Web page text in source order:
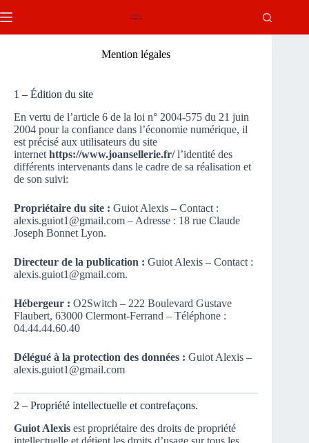
au
Mention légales
1 – Édition du site
En vertu de l’article 6 de la loi n° 2004-575 du 21 juin
2004 pour la confiance dans l’économie numérique, il
est précisé aux utilisateurs du site
internet https://www.joansellerie.fr/l’identité des
différents intervenants dans le cadre de sa réalisation et
de son suivi:
Propriétaire du site : Guiot Alexis – Contact :
alexis.guiot1@gmail.com – Adresse : 18 rue Claude
Joseph Bonnet Lyon.
Directeur de la publication : Guiot Alexis – Contact :
alexis.guiot1@gmail.com.
Hébergeur : O2Switch – 222 Boulevard Gustave
Flaubert, 63000 Clermont-Ferrand – Téléphone :
04.44.44.60.40
Délégué à la protection des données : Guiot Alexis –
alexis.guiot1@gmail.com
2 – Propriété intellectuelle et contrefaçons.
Guiot Alexis est propriétaire des droits de propriété
intellectuelle et détient les droits d’usage sur tous les